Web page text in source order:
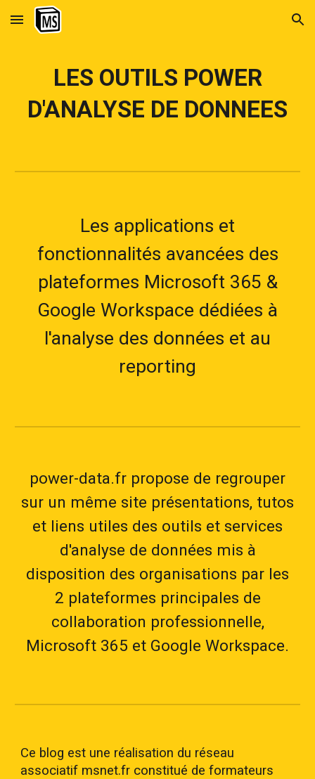
Skip to main content Skip to navigation
LES OUTILS POWER
D'ANALYSE DE DONNEES
Les applications et
fonctionnalités avancées des
plateformes Microsoft 365 &
Google Workspace dédiées à
l'analyse des données et au
reporting
power-data.fr propose de regrouper
sur un même site présentations, tutos
et liens utiles des outils et services
d'analyse de données mis à
disposition des organisations par les
2 plateformes principales de
collaboration professionnelle,
Microsoft 365 et Google Workspace.
Ce blog est une réalisation du réseau
associatif msnet.fr constitué de formateurs